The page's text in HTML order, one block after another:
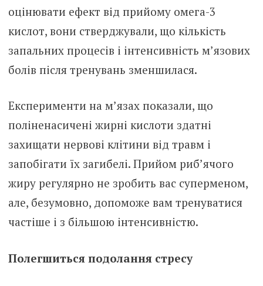
оцінювати ефект від прийому омега-3
кислот, вони стверджували, що кількість
запальних процесів і інтенсивність м’язових
болів після тренувань зменшилася.
Експерименти на м’язах показали, що
поліненасичені жирні кислоти здатні
захищати нервові клітини від травм і
запобігати їх загибелі. Прийом риб’ячого
жиру регулярно не зробить вас суперменом,
але, безумовно, допоможе вам тренуватися
частіше і з більшою інтенсивністю.
Полегшиться подолання стресу